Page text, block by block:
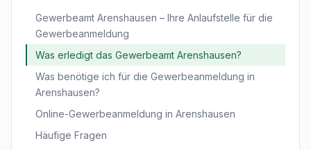
Gewerbeamt Arenshausen – Ihre Anlaufstelle für die
Gewerbeanmeldung
Was erledigt das Gewerbeamt Arenshausen?
Was benötige ich für die Gewerbeanmeldung in
Arenshausen?
Online-Gewerbeanmeldung in Arenshausen
Häufige Fragen